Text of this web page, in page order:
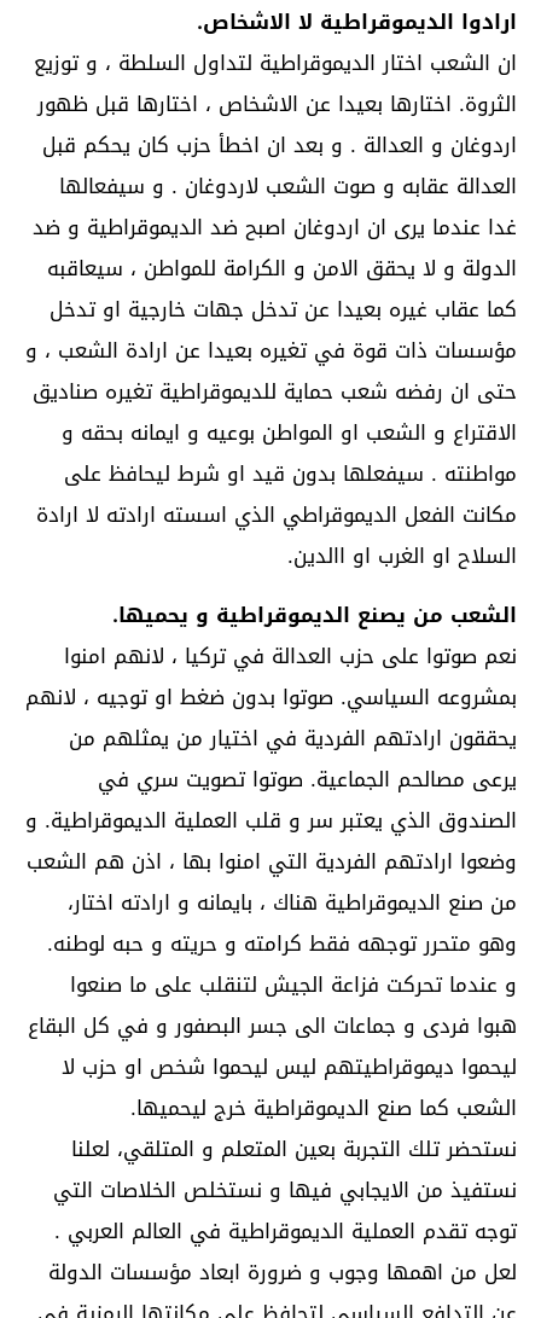
ارادوا الديموقراطية لا الاشخاص.
ان الشعب اختار الديموقراطية لتداول السلطة ، و توزيع
الثروة. اختارها بعيدا عن الاشخاص ، اختارها قبل ظهور
اردوغان و العدالة . و بعد ان اخطأ حزب كان يحكم قبل
العدالة عقابه و صوت الشعب لاردوغان . و سيفعالها
غدا عندما يرى ان اردوغان اصبح ضد الديموقراطية و ضد
الدولة و لا يحقق الامن و الكرامة للمواطن ، سيعاقبه
كما عقاب غيره بعيدا عن تدخل جهات خارجية او تدخل
مؤسسات ذات قوة في تغيره بعيدا عن ارادة الشعب ، و
حتى ان رفضه شعب حماية للديموقراطية تغيره صناديق
الاقتراع و الشعب او المواطن بوعيه و ايمانه بحقه و
مواطنته . سيفعلها بدون قيد او شرط ليحافظ على
مكانت الفعل الديموقراطي الذي اسسته ارادته لا ارادة
السلاح او الغرب او االدين.
الشعب من يصنع الديموقراطية و يحميها.
نعم صوتوا على حزب العدالة في تركيا ، لانهم امنوا
بمشروعه السياسي. صوتوا بدون ضغط او توجيه ، لانهم
يحققون ارادتهم الفردية في اختيار من يمثلهم من
يرعى مصالحم الجماعية. صوتوا تصويت سري في
الصندوق الذي يعتبر سر و قلب العملية الديموقراطية. و
وضعوا ارادتهم الفردية التي امنوا بها ، اذن هم الشعب
من صنع الديموقراطية هناك ، بايمانه و ارادته اختار،
وهو متحرر توجهه فقط كرامته و حريته و حبه لوطنه.
و عندما تحركت فزاعة الجيش لتنقلب على ما صنعوا
هبوا فردى و جماعات الى جسر البصفور و في كل البقاع
ليحموا ديموقراطيتهم ليس ليحموا شخص او حزب لا
الشعب كما صنع الديموقراطية خرج ليحميها.
نستحضر تلك التجربة بعين المتعلم و المتلقي، لعلنا
نستفيذ من الايجابي فيها و نستخلص الخلاصات التي
توجه تقدم العملية الديموقراطية في العالم العربي .
لعل من اهمها وجوب و ضرورة ابعاد مؤسسات الدولة